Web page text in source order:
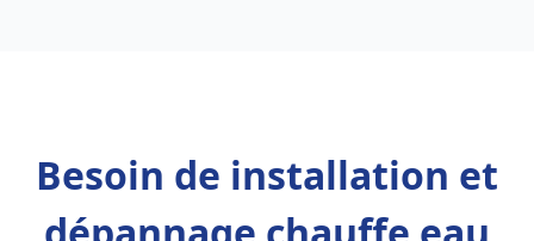
Besoin de installation et